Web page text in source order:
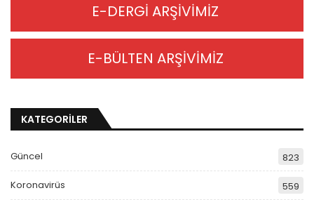
E-DERGİ ARŞİVİMİZ
E-BÜLTEN ARŞİVİMİZ
KATEGORİLER
Güncel 823
Koronavirüs 559